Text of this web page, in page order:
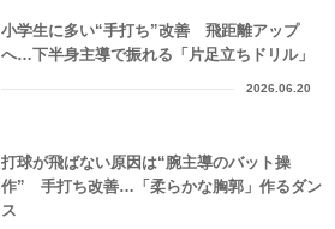
小学生に多い“手打ち”改善 飛距離アップ
へ…下半身主導で振れる「片足立ちドリル」
2026.06.20
打球が飛ばない原因は“腕主導のバット操
作” 手打ち改善…「柔らかな胸郭」作るダン
ス